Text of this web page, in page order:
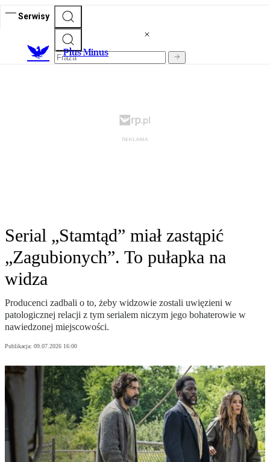
Serwisy
Plus Minus
Serial „Stamtąd” miał zastąpić
„Zagubionych”. To pułapka na
widza
Producenci zadbali o to, żeby widzowie zostali uwięzieni w
patologicznej relacji z tym serialem niczym jego bohaterowie w
nawiedzonej miejscowości.
Publikacja: 09.07.2026 16:00